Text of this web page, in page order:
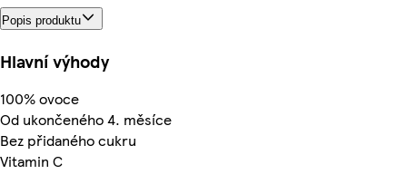
Popis produktu
Hlavní výhody
100% ovoce
Od ukončeného 4. měsíce
Bez přidaného cukru
Vitamin C